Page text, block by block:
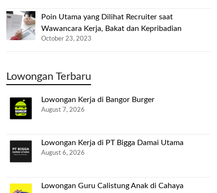
Poin Utama yang Dilihat Recruiter saat
Wawancara Kerja, Bakat dan Kepribadian
October 23, 2023
Lowongan Terbaru
Lowongan Kerja di Bangor Burger
August 7, 2026
Lowongan Kerja di PT Bigga Damai Utama
August 6, 2026
Lowongan Guru Calistung Anak di Cahaya